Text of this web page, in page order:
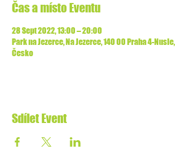
Čas a místo Eventu
28 Sept 2022, 13:00 – 20:00
Park na Jezerce, Na Jezerce, 140 00 Praha 4-Nusle,
Česko
Sdílet Event